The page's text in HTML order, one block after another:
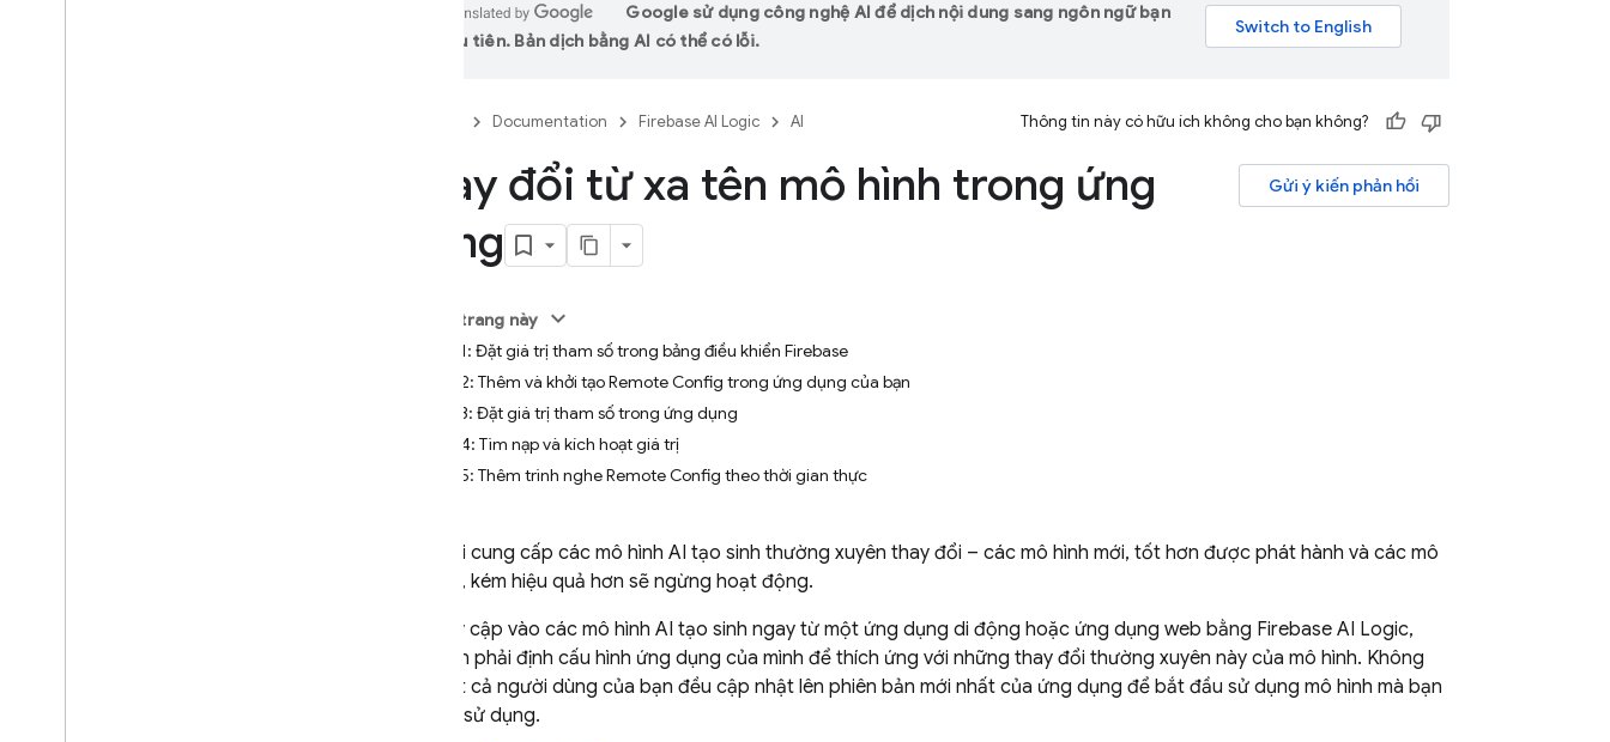
Google sử dụng công nghệ AI để dịch nội dung sang ngôn ngữ bạn
ưu tiên. Bản dịch bằng AI có thể có lỗi.
Documentation Firebase AI Logic AI Thông tin này có hữu ích không cho bạn không?
Gửi ý kiến phản hồi
Thay đổi từ xa tên mô hình trong ứng
dụng
Trên trang này
Bước 1: Đặt giá trị tham số trong bảng điều khiển Firebase
Bước 2: Thêm và khởi tạo Remote Config trong ứng dụng của bạn
Bước 3: Đặt giá trị tham số trong ứng dụng
Bước 4: Tìm nạp và kích hoạt giá trị
Bước 5: Thêm trình nghe Remote Config theo thời gian thực
Phạm vi cung cấp các mô hình AI tạo sinh thường xuyên thay đổi – các mô hình mới, tốt hơn được phát hành và các mô
hình cũ, kém hiệu quả hơn sẽ ngừng hoạt động.
Khi truy cập vào các mô hình AI tạo sinh ngay từ một ứng dụng di động hoặc ứng dụng web bằng Firebase AI Logic,
bạn cần phải định cấu hình ứng dụng của mình để thích ứng với những thay đổi thường xuyên này của mô hình. Không
phải tất cả người dùng của bạn đều cập nhật lên phiên bản mới nhất của ứng dụng để bắt đầu sử dụng mô hình mà bạn
cần họ sử dụng.